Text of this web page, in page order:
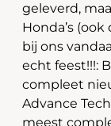
geleverd,
Honda’s
bij ons
echt feest!!!:
compleet
Advance
meest